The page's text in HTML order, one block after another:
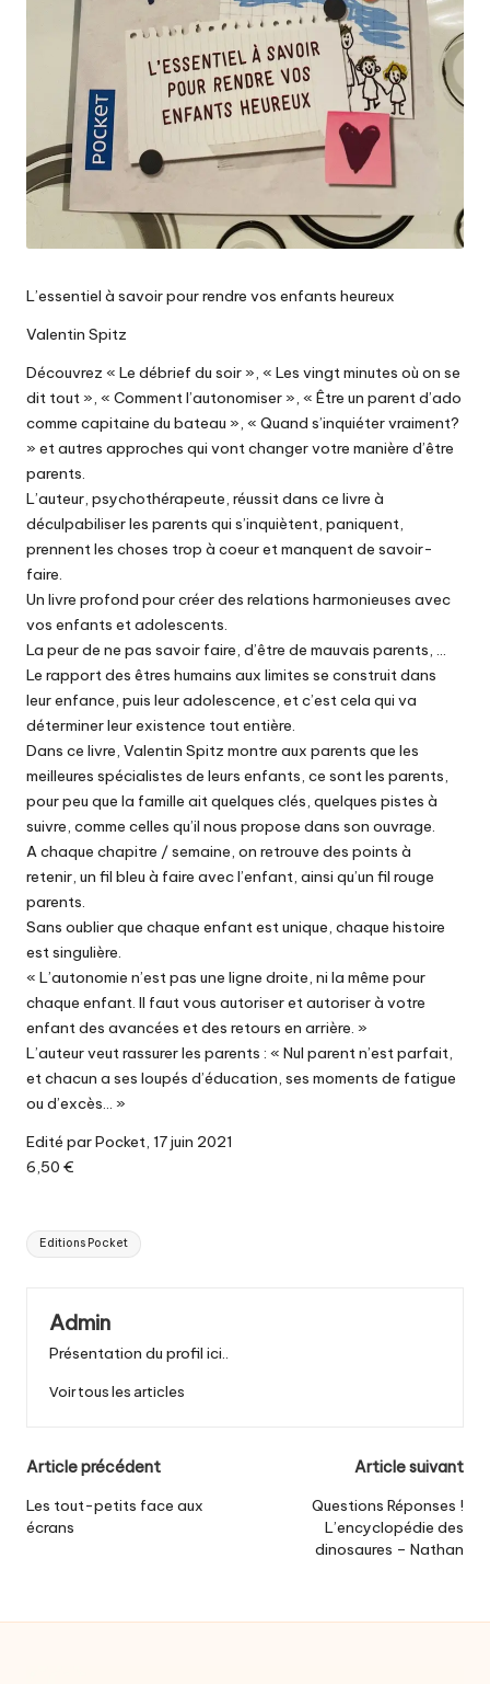
L’essentiel à savoir pour rendre vos enfants heureux
Valentin Spitz
Découvrez « Le débrief du soir », « Les vingt minutes où on se
dit tout », « Comment l’autonomiser », « Être un parent d’ado
comme capitaine du bateau », « Quand s’inquiéter vraiment?
» et autres approches qui vont changer votre manière d’être
parents.
L’auteur, psychothérapeute, réussit dans ce livre à
déculpabiliser les parents qui s’inquiètent, paniquent,
prennent les choses trop à coeur et manquent de savoir-
faire.
Un livre profond pour créer des relations harmonieuses avec
vos enfants et adolescents.
La peur de ne pas savoir faire, d’être de mauvais parents, …
Le rapport des êtres humains aux limites se construit dans
leur enfance, puis leur adolescence, et c’est cela qui va
déterminer leur existence tout entière.
Dans ce livre, Valentin Spitz montre aux parents que les
meilleures spécialistes de leurs enfants, ce sont les parents,
pour peu que la famille ait quelques clés, quelques pistes à
suivre, comme celles qu’il nous propose dans son ouvrage.
A chaque chapitre / semaine, on retrouve des points à
retenir, un fil bleu à faire avec l’enfant, ainsi qu’un fil rouge
parents.
Sans oublier que chaque enfant est unique, chaque histoire
est singulière.
« L’autonomie n’est pas une ligne droite, ni la même pour
chaque enfant. Il faut vous autoriser et autoriser à votre
enfant des avancées et des retours en arrière. »
L’auteur veut rassurer les parents : « Nul parent n’est parfait,
et chacun a ses loupés d’éducation, ses moments de fatigue
ou d’excès… »
Edité par Pocket, 17 juin 2021
6,50 €
Tags:
Editions Pocket
Admin
Présentation du profil ici..
Voir tous les articles
Post
navigation
Article précédent
Les tout-petits face aux
écrans
Article suivant
Questions Réponses !
L’encyclopédie des
dinosaures – Nathan